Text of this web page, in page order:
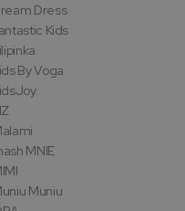
Dress
Kids
By Voga
MNIE
Muniu